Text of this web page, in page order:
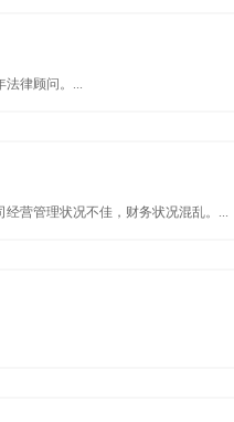
法律顾问。...
营管理状况不佳，财务状况混乱。...